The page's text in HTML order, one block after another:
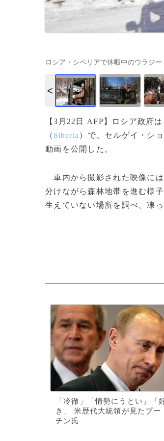
ロシア・シベリアで休暇中のウラジ
【3月22日 AFP】ロシア政府
（ Siberia ）で、セルゲイ・シ
動画を公開した。
車内から撮影された映像に
分けながら森林地帯を進む様
生えていない場所を調べ、凍
「冷徹」「情勢にうとい」「
き」 米歴代大統領が見たプー
チン氏